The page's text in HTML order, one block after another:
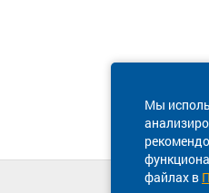
Мы
файлах в